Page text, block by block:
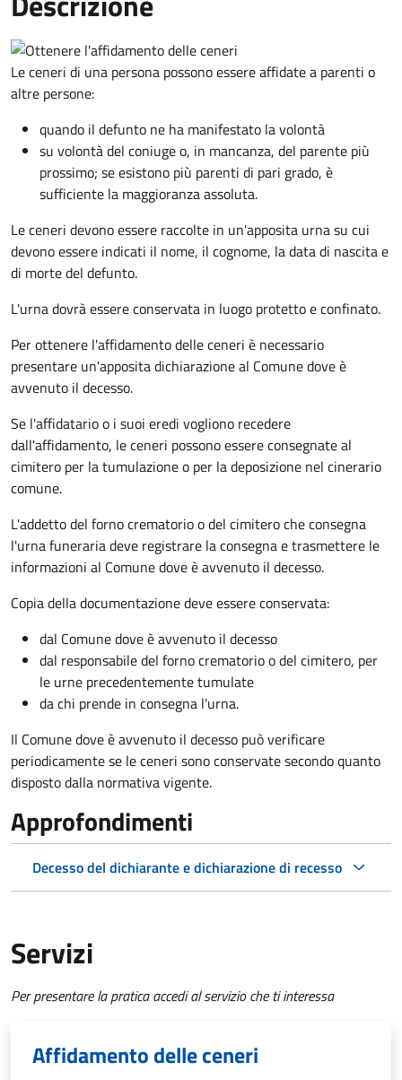
Le ceneri di una persona possono essere affidate a parenti o
altre persone:
quando il defunto ne ha manifestato la volontà
su volontà del coniuge o, in mancanza, del parente più
prossimo; se esistono più parenti di pari grado, è
sufficiente la maggioranza assoluta.
Le ceneri devono essere raccolte in un'apposita urna su cui
devono essere indicati il nome, il cognome, la data di nascita e
di morte del defunto.
L'urna dovrà essere conservata in luogo protetto e confinato.
Per ottenere l'affidamento delle ceneri è necessario
presentare un'apposita dichiarazione al Comune dove è
avvenuto il decesso.
Se l'affidatario o i suoi eredi vogliono recedere
dall'affidamento, le ceneri possono essere consegnate al
cimitero per la tumulazione o per la deposizione nel cinerario
comune.
L'addetto del forno crematorio o del cimitero che consegna
l'urna funeraria deve registrare la consegna e trasmettere le
informazioni al Comune dove è avvenuto il decesso.
Copia della documentazione deve essere conservata:
dal Comune dove è avvenuto il decesso
dal responsabile del forno crematorio o del cimitero, per
le urne precedentemente tumulate
da chi prende in consegna l'urna.
Il Comune dove è avvenuto il decesso può verificare
periodicamente se le ceneri sono conservate secondo quanto
disposto dalla normativa vigente.
Approfondimenti
Decesso del dichiarante e dichiarazione di recesso
Servizi
Per presentare la pratica accedi al servizio che ti interessa
Affidamento delle ceneri